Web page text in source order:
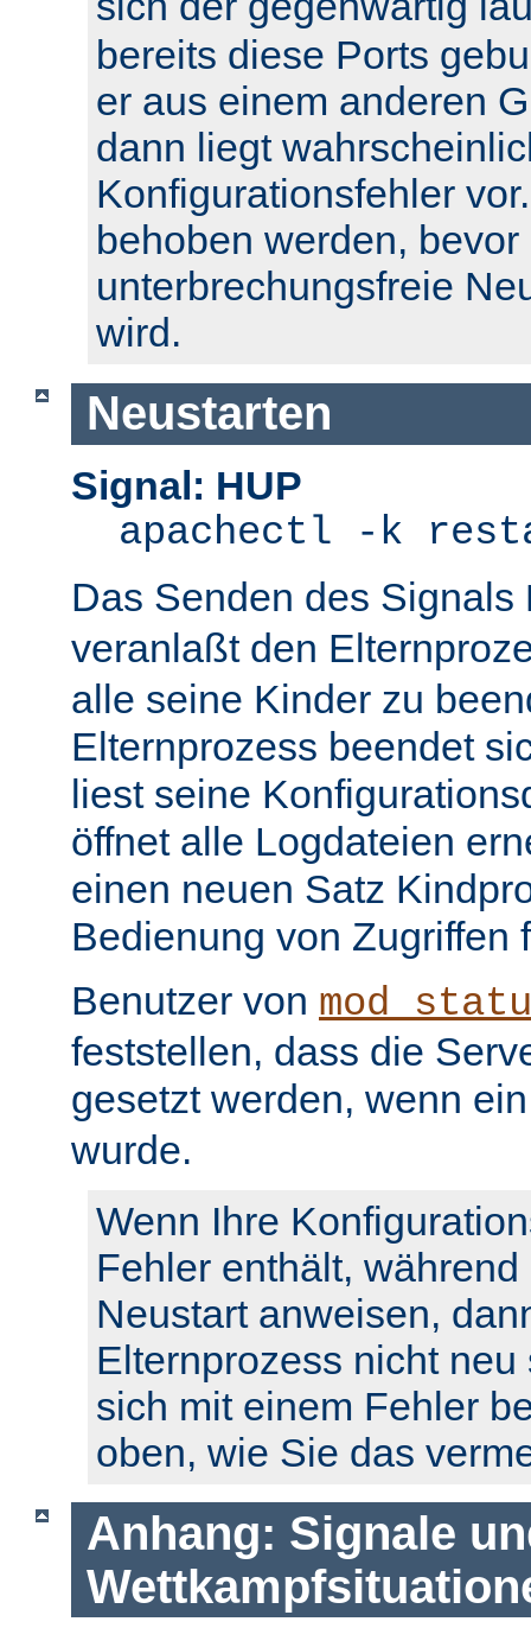
bereits diese Ports
er aus einem anderen
dann liegt
Konfigurationsfehler
behoben werden, bevor
unterbrechungsfreie
wird.
Neustarten
Signal: HUP
apachectl -k
Das Senden des Signals
veranlaßt den
alle seine Kinder zu
Elternprozess beendet
liest seine
öffnet alle Logdateien
einen neuen Satz
Bedienung von Zugriffen
Benutzer von
feststellen, dass die
gesetzt werden, wenn
wurde.
Wenn Ihre
Fehler enthält,
Neustart anweisen,
Elternprozess nicht
sich mit einem Fehler
oben, wie Sie das
Anhang: Signale